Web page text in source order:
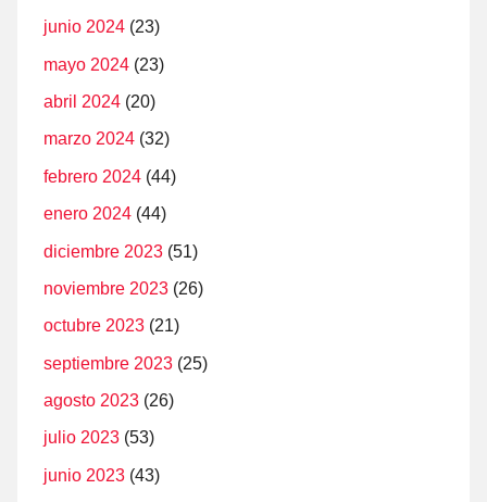
junio 2024 (23)
mayo 2024 (23)
abril 2024 (20)
marzo 2024 (32)
febrero 2024 (44)
enero 2024 (44)
diciembre 2023 (51)
noviembre 2023 (26)
octubre 2023 (21)
septiembre 2023 (25)
agosto 2023 (26)
julio 2023 (53)
junio 2023 (43)